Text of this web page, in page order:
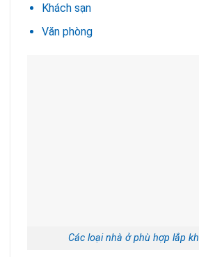
Khách sạn
Văn phòng
Các loại nhà ở phù hợp lắp